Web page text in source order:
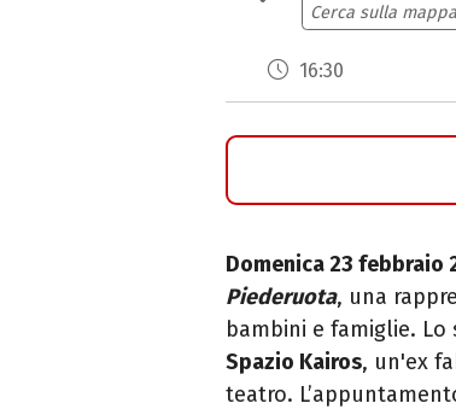
Cerca sulla mappa
16:30
Domenica 23 febbraio
Piederuota, una
bambini e famiglie.
Spazio Kairos, un'ex
teatro.